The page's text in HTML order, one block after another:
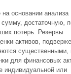
на основании анализа
достаточную,
потерь. Резервы
активов,
существенными,
для финансовых
индивидуальной или